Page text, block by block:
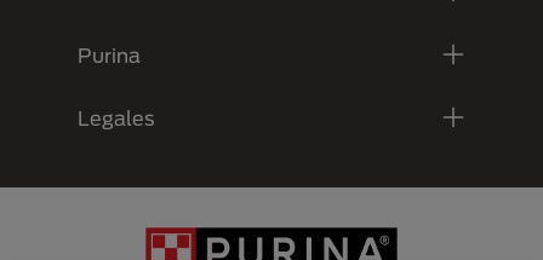
Purina
Legales